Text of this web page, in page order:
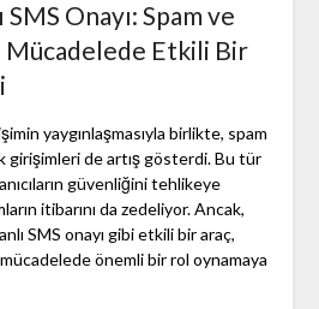
Onayı: Spam ve
Mücadelede Etkili Bir
yaygınlaşmasıyla birlikte, spam
girişimleri de artış gösterdi. Bu tür
güvenliğini tehlikeye
itibarını da zedeliyor. Ancak,
SMS onayı gibi etkili bir araç,
mücadelede önemli bir rol oynamaya